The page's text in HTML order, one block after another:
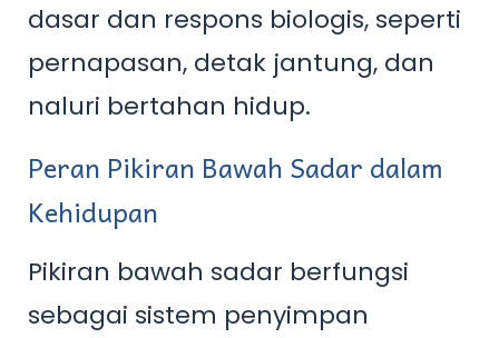
dasar dan respons biologis, seperti
pernapasan, detak jantung, dan
naluri bertahan hidup.
Peran Pikiran Bawah Sadar dalam
Kehidupan
Pikiran bawah sadar berfungsi
sebagai sistem penyimpan